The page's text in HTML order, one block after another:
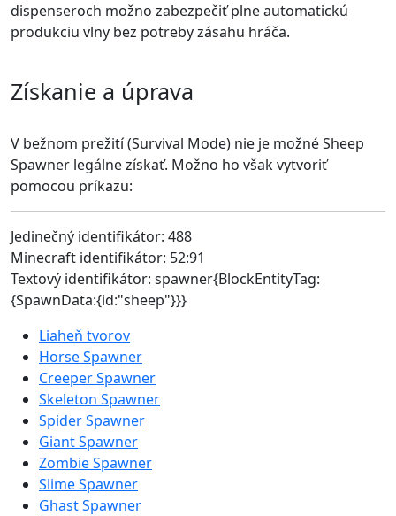
dispenseroch možno zabezpečiť plne automatickú
produkciu vlny bez potreby zásahu hráča.
Získanie a úprava
V bežnom prežití (Survival Mode) nie je možné Sheep
Spawner legálne získať. Možno ho však vytvoriť
pomocou príkazu:
Jedinečný identifikátor: 488
Minecraft identifikátor: 52:91
Textový identifikátor: spawner{BlockEntityTag:
{SpawnData:{id:"sheep"}}}
Liaheň tvorov
Horse Spawner
Creeper Spawner
Skeleton Spawner
Spider Spawner
Giant Spawner
Zombie Spawner
Slime Spawner
Ghast Spawner